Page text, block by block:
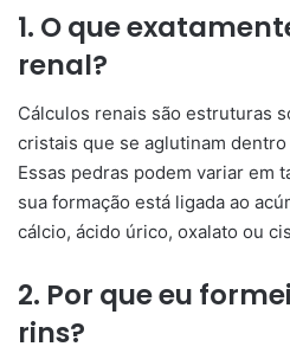
1. O que
renal?
Cálculos renais são estruturas
cristais que se aglutinam
Essas pedras podem variar em
sua formação está ligada ao
cálcio, ácido úrico, oxalato ou
2. Por que eu
rins?